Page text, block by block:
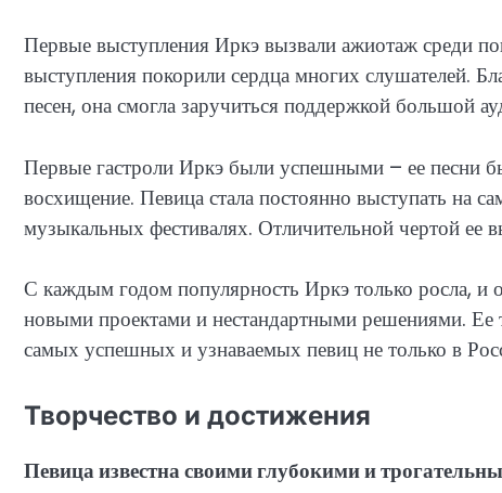
Первые выступления Иркэ вызвали ажиотаж среди
выступления покорили сердца многих слушателей.
песен, она смогла заручиться поддержкой большой
Первые гастроли Иркэ были успешными – ее песни
восхищение. Певица стала постоянно выступать на
музыкальных фестивалях. Отличительной чертой
С каждым годом популярность Иркэ только росла, и
новыми проектами и нестандартными решениями. Ее
самых успешных и узнаваемых певиц не только в
Творчество и достижения
Певица известна своими глубокими и